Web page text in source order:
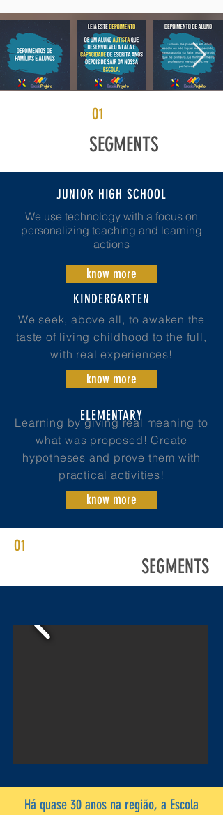
01
SEGMENTS
JUNIOR HIGH SCHOOL
We use technology with a focus on
personalizing teaching and learning
actions
know more
KINDERGARTEN
We seek, above all, to awaken the
taste of living childhood to the full,
with real experiences!
know more
ELEMENTARY
Learning by giving real meaning to
what was proposed! Create
hypotheses and prove them with
practical activities!
know more
SEGMENTS
01
Há quase 30 anos na região, a Escola